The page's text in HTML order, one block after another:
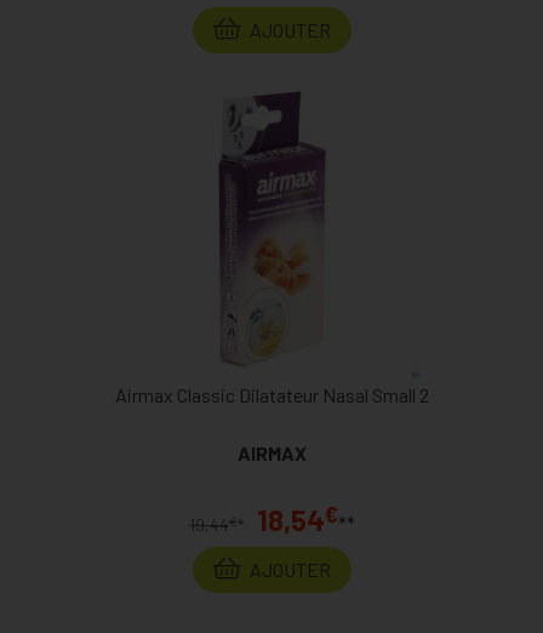
AJOUTER
Airmax Classic Dilatateur Nasal Small 2
AIRMAX
19,44€ * 18,54€**
AJOUTER